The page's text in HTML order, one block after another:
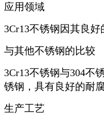
应用领域
3Cr13不锈钢因其良
与其他不锈钢的比较
3Cr13不锈钢与304不
锈钢，具有良好的耐
生产工艺